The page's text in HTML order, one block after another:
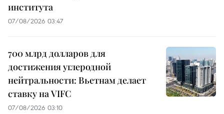
института
07/08/2026 03:47
700 млрд долларов для
достижения углеродной
нейтральности: Вьетнам делает
ставку на VIFC
07/08/2026 03:10